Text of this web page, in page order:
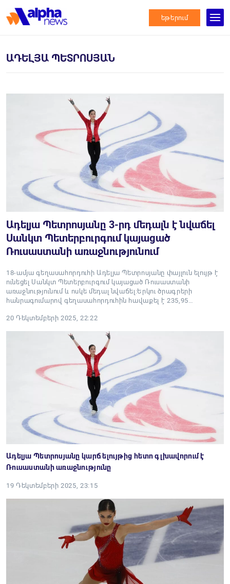
եթերում
ԱԴԵԼՅԱ ՊԵՏՐՈՍՅԱՆ
Ադելյա Պետրոսյանը 3-րդ մեդալն է նվաճել
Սանկտ Պետերբուրգում կայացած
Ռուսաստանի առաջնությունում
18-ամյա գեղասահորդուհի Ադելյա Պետրոսյանը փայլուն ելույթ է
ունեցել Սանկտ Պետերբուրգում կայացած Ռուսաստանի
առաջնությունում և ոսկե մեդալ նվաճել։Երկու ծրագրերի
հանրագումարով գեղասահորդուհին հավաքել է 235,95…
20 Դեկտեմբերի 2025, 22:22
Ադելյա Պետրոսյանը կարճ ելույթից հետո գլխավորում է
Ռուսաստանի առաջնությունը
19 Դեկտեմբերի 2025, 23:15